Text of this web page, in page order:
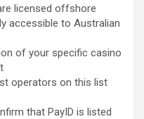
licensed offshore
accessible to Australian
of your specific casino
operators on this list
that PayID is listed